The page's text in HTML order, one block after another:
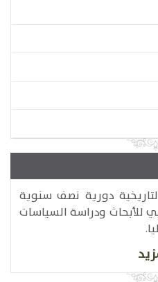
دورية نصف سنوية
للأبحاث ودراسة السياسات